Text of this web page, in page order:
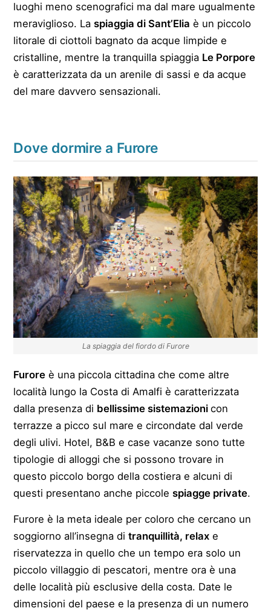
luoghi meno scenografici ma dal mare ugualmente
meraviglioso. Laspiaggia di Sant’Elia è un piccolo
litorale di ciottoli bagnato da acque limpide e
cristalline, mentre la tranquilla spiaggia Le Porpore
è caratterizzata da un arenile di sassi e da acque
del mare davvero sensazionali.
Dove dormire a Furore
La spiaggia del fiordo di Furore
Furore è una piccola cittadina che come altre
località lungo la Costa di Amalfi è caratterizzata
dalla presenza di bellissime sistemazionicon
terrazze a picco sul mare e circondate dal verde
degli ulivi. Hotel, B&B e case vacanze sono tutte
tipologie di alloggi che si possono trovare in
questo piccolo borgo della costiera e alcuni di
questi presentano anche piccolespiagge private.
Furore è la meta ideale per coloro che cercano un
soggiorno all’insegna ditranquillità, relax e
riservatezza in quello che un tempo era solo un
piccolo villaggio di pescatori, mentre ora è una
delle località più esclusive della costa. Date le
dimensioni del paese e la presenza di un numero